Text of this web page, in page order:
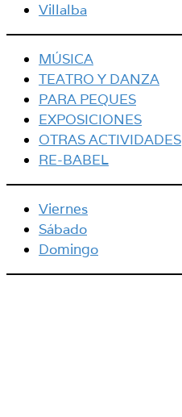
Villalba
MÚSICA
TEATRO Y DANZA
PARA PEQUES
EXPOSICIONES
OTRAS ACTIVIDADES
RE-BABEL
Viernes
Sábado
Domingo